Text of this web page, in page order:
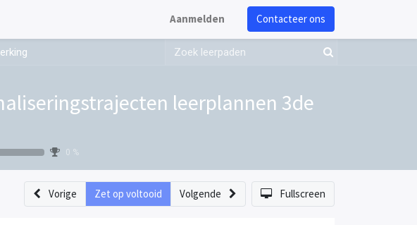
Aanmelden Contacteer ons
leerplannen 3de
0 %
Vorige Zet op voltooid Volgende Fullscreen